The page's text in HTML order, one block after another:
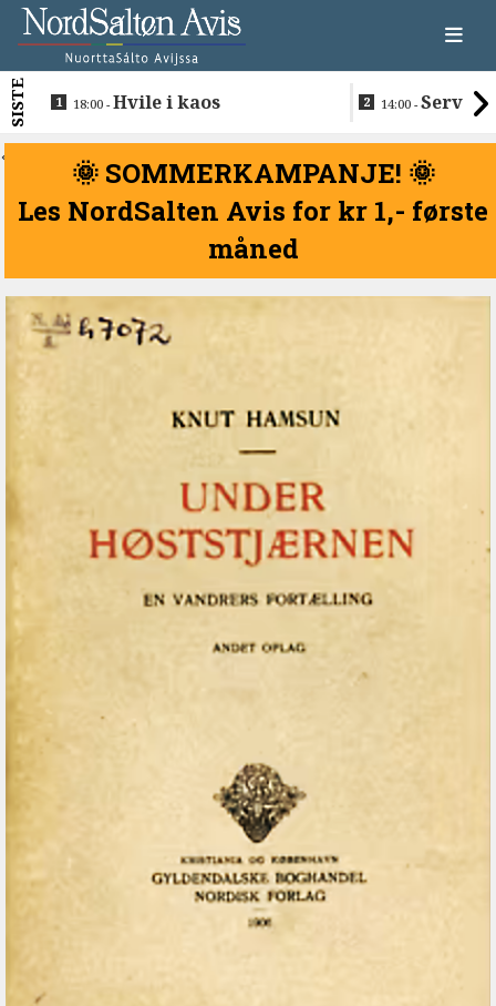
SISTE 18:00 -Hvile i kaos 14:00 -
beboerne
<
🌞 SOMMERKAMPANJE! 🌞
Les NordSalten Avis for kr 1,- første
måned